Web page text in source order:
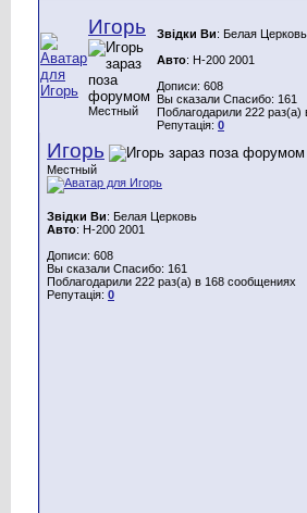
Игорь
Местный
Звідки Ви: Белая Церковь
Авто: H-200 2001
Дописи: 608
Вы сказали Спасибо: 161
Поблагодарили 222 раз(а)
Репутація: 0
Игорь
Местный
Звідки Ви: Белая Церковь
Авто: H-200 2001
Дописи: 608
Вы сказали Спасибо: 161
Поблагодарили 222 раз(а) в 168 сообщениях
Репутація: 0